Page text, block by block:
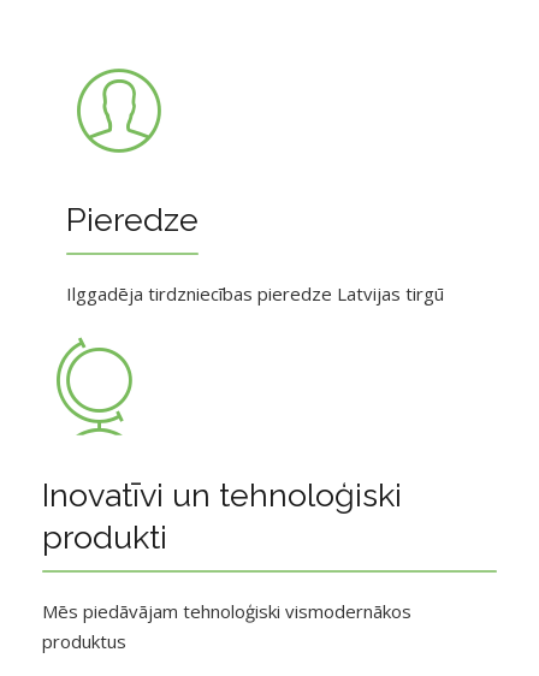
Pieredze
Ilggadēja tirdzniecības pieredze Latvijas tirgū
Inovatīvi un tehnoloģiski
produkti
Mēs piedāvājam tehnoloģiski vismodernākos
produktus